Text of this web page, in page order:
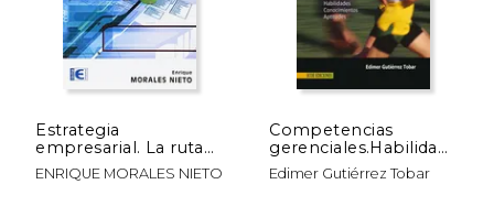
Estrategia
empresarial. La ruta
Equity Plus
ENRIQUE MORALES NIETO
Competencias
gerenciales.Habilidades,
conocimientos y
aptitudes
Edimer Gutiérrez Tobar